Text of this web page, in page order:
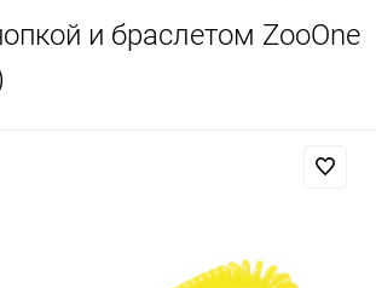
и браслетом ZooOne